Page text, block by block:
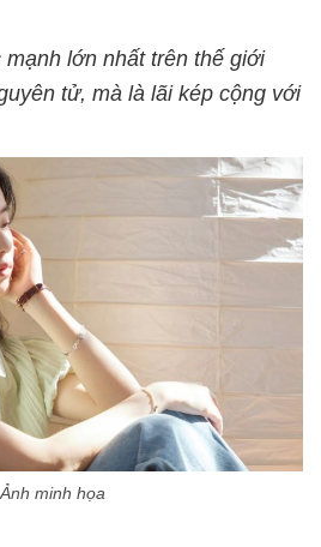
mạnh lớn nhất trên thế giới
tử, mà là lãi kép cộng với
Ảnh minh họa